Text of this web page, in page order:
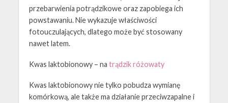
przebarwienia potrądzikowe oraz zapobiega ich
powstawaniu. Nie wykazuje właściwości
fotouczulających, dlatego może być stosowany
nawet latem.
Kwas laktobionowy – na trądzik różowaty
Kwas laktobionowy nie tylko pobudza wymianę
komórkową, ale także ma działanie przeciwzapalne i